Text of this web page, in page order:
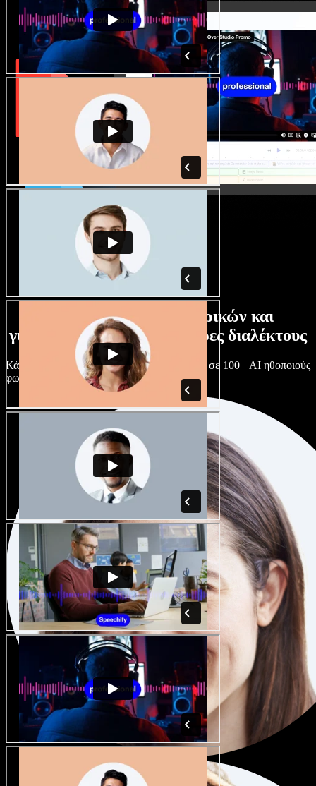
Τεράστια συλλογή ανδρικών και
γυναικείων φωνών με άπειρες διαλέκτους
Κάθε έργο είναι μοναδικό. Διάλεξε ανάμεσα σε 100+ AI ηθοποιούς
φωνής & διαλέκτους και κάν’ τους όπως θες.